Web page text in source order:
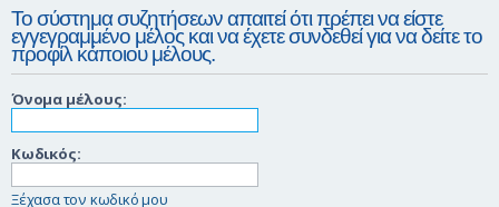
Το σύστημα συζητήσεων απαιτεί ότι πρέπει να είστε
εγγεγραμμένο μέλος και να έχετε συνδεθεί για να δείτε το
προφίλ κάποιου μέλους.
Όνομα μέλους:
Κωδικός:
Ξέχασα τον κωδικό μου